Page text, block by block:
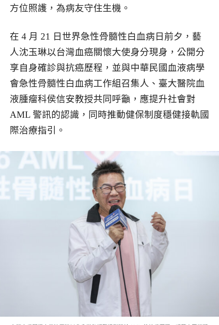
方位照護，為病友守住生機。
在 4 月 21 日世界急性骨髓性白血病日前夕，藝
人沈玉琳以台灣血癌關懷大使身分現身，公開分
享自身確診與抗癌歷程，並與中華民國血液病學
會急性骨髓性白血病工作組召集人、臺大醫院血
液腫瘤科侯信安教授共同呼籲，應提升社會對
AML 警訊的認識，同時推動健保制度穩健接軌國
際治療指引。